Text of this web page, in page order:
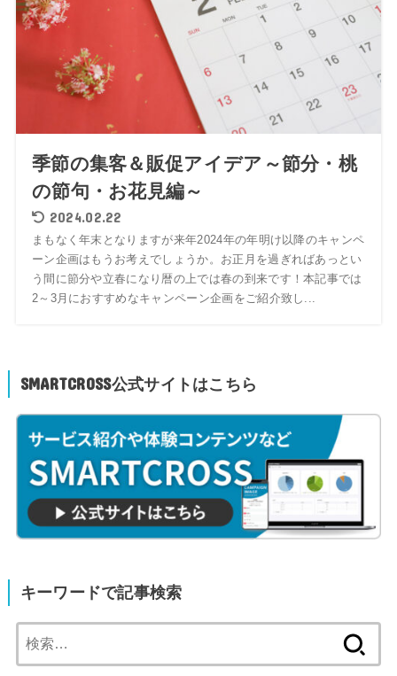
季節の集客＆販促アイデア～節分・桃
の節句・お花見編～
2024.02.22
まもなく年末となりますが来年2024年の年明け以降のキャンペ
ーン企画はもうお考えでしょうか。お正月を過ぎればあっとい
う間に節分や立春になり暦の上では春の到来です！本記事では
2～3月におすすめなキャンペーン企画をご紹介致し...
SMARTCROSS公式サイトはこちら
キーワードで記事検索
索: